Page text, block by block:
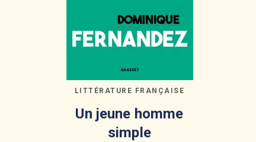
LITTÉRATURE FRANÇAISE
Un jeune homme
simple